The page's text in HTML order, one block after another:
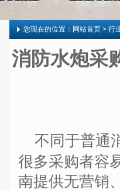
您现在的位置： 网站首页 > 行
消防水炮采
不同于普通
很多采购者容
南提供无营销